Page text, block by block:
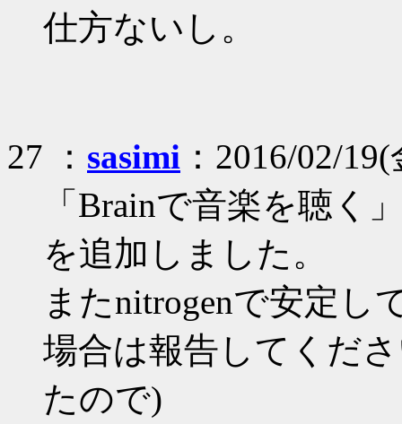
仕方ないし。
27 ： sasimi ：2016/02/
「Brainで音楽を聴く
を追加しました。
またnitrogenで安定し
場合は報告してくだ
たので)